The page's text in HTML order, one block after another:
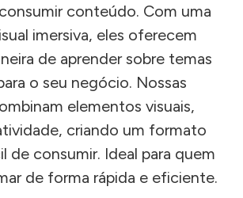
conteúdo. Com uma
imersiva, eles oferecem
de aprender sobre temas
o seu negócio. Nossas
elementos visuais,
criando um formato
de consumir. Ideal para quem
de forma rápida e eficiente.